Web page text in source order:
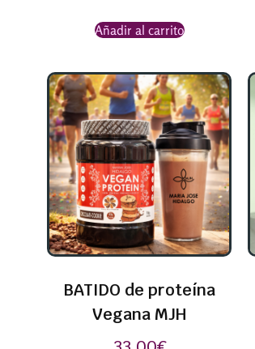
Añadir al carrito
BATIDO de proteína
Vegana MJH